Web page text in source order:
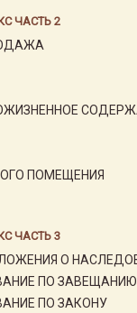
ЧАСТЬ 2
ПОМЕЩЕНИЯ
ЧАСТЬ 3
О
ПО ЗАВЕЩАНИЮ
ПО ЗАКОНУ